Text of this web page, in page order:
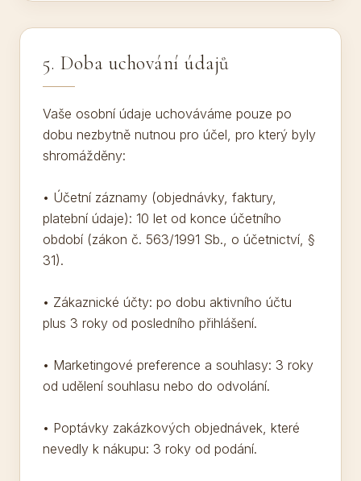
5. Doba uchování údajů
Vaše osobní údaje uchováváme pouze po
dobu nezbytně nutnou pro účel, pro který byly
shromážděny:
• Účetní záznamy (objednávky, faktury,
platební údaje): 10 let od konce účetního
období (zákon č. 563/1991 Sb., o účetnictví, §
31).
• Zákaznické účty: po dobu aktivního účtu
plus 3 roky od posledního přihlášení.
• Marketingové preference a souhlasy: 3 roky
od udělení souhlasu nebo do odvolání.
• Poptávky zakázkových objednávek, které
nevedly k nákupu: 3 roky od podání.